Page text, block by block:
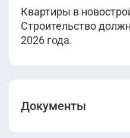
Квартиры в
Строительство
2026 года.
Документы